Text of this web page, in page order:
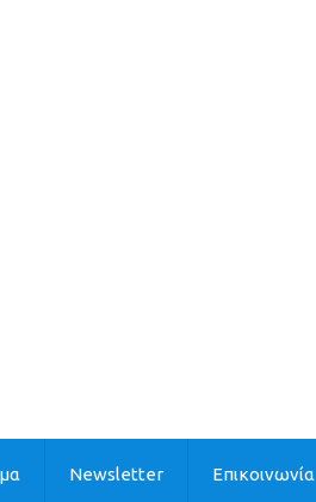
Newsletter Επικοινωνία